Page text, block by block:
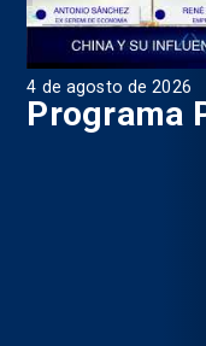
4 de agosto de 2026
Programa